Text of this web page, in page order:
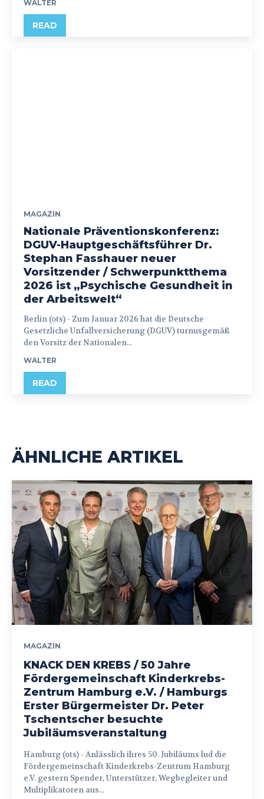
WALTER
READ
MAGAZIN
Nationale Präventionskonferenz:
DGUV-Hauptgeschäftsführer Dr.
Stephan Fasshauer neuer
Vorsitzender / Schwerpunktthema
2026 ist „Psychische Gesundheit in
der Arbeitswelt“
Berlin (ots) - Zum Januar 2026 hat die Deutsche
Gesetzliche Unfallversicherung (DGUV) turnusgemäß
den Vorsitz der Nationalen...
WALTER
READ
ÄHNLICHE ARTIKEL
MAGAZIN
KNACK DEN KREBS / 50 Jahre
Fördergemeinschaft Kinderkrebs-
Zentrum Hamburg e.V. / Hamburgs
Erster Bürgermeister Dr. Peter
Tschentscher besuchte
Jubiläumsveranstaltung
Hamburg (ots) - Anlässlich ihres 50. Jubiläums lud die
Fördergemeinschaft Kinderkrebs-Zentrum Hamburg
e.V. gestern Spender, Unterstützer, Wegbegleiter und
Multiplikatoren aus...